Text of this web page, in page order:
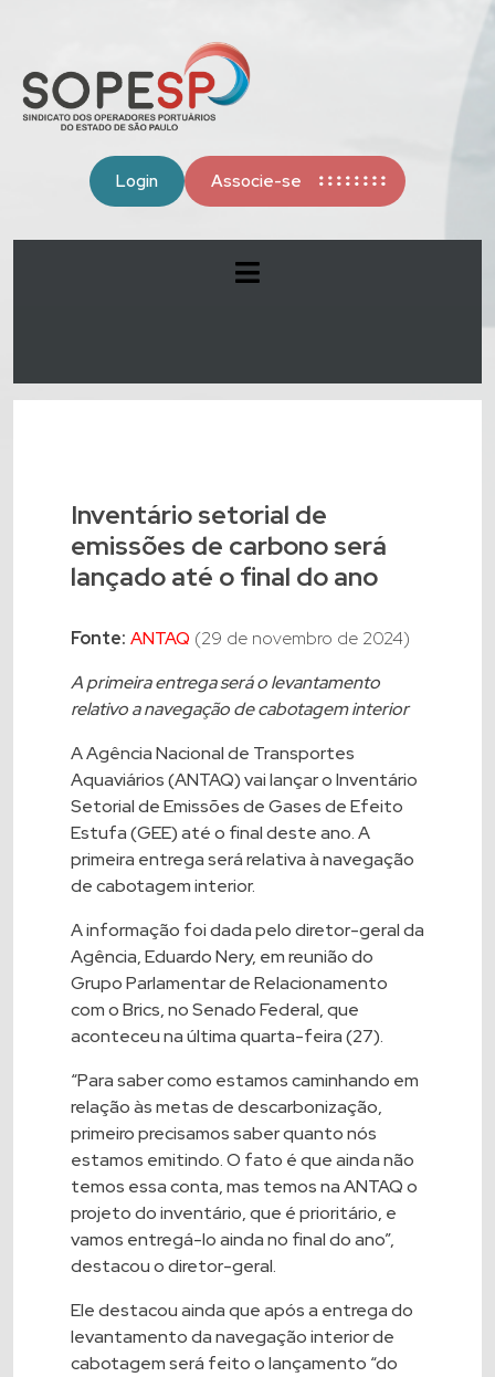
Login Associe-se
Inventário setorial de
emissões de carbono será
lançado até o final do ano
Fonte: ANTAQ (29 de novembro de 2024)
A primeira entrega será o levantamento
relativo a navegação de cabotagem interior
A Agência Nacional de Transportes
Aquaviários (ANTAQ) vai lançar o Inventário
Setorial de Emissões de Gases de Efeito
Estufa (GEE) até o final deste ano. A
primeira entrega será relativa à navegação
de cabotagem interior.
A informação foi dada pelo diretor-geral da
Agência, Eduardo Nery, em reunião do
Grupo Parlamentar de Relacionamento
com o Brics, no Senado Federal, que
aconteceu na última quarta-feira (27).
“Para saber como estamos caminhando em
relação às metas de descarbonização,
primeiro precisamos saber quanto nós
estamos emitindo. O fato é que ainda não
temos essa conta, mas temos na ANTAQ o
projeto do inventário, que é prioritário, e
vamos entregá-lo ainda no final do ano”,
destacou o diretor-geral.
Ele destacou ainda que após a entrega do
levantamento da navegação interior de
cabotagem será feito o lançamento “do